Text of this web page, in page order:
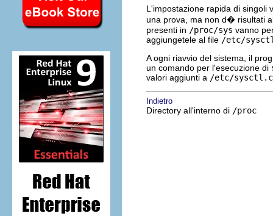
L'impostazione rapida di singoli
una prova, ma non d� risultati
presenti in /proc/sys vanno
aggiungetele al file /etc/
A ogni riavvio del sistema, il
un comando per l'esecuzione di
valori aggiunti a /etc/
Indietro
Directory all'interno di /proc